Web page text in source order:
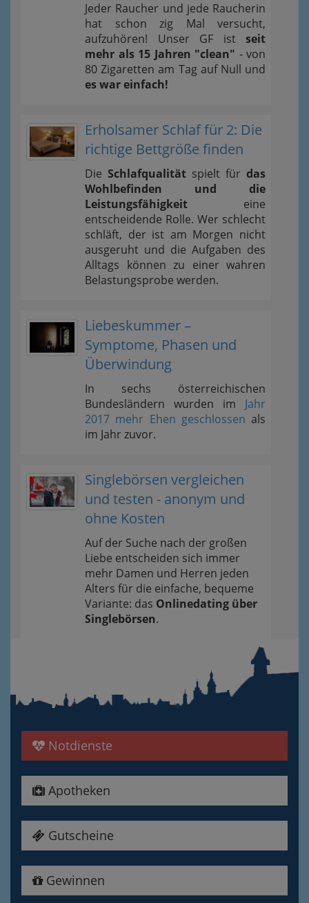
Jeder Raucher und jede Raucherin
hat schon zig Mal versucht,
aufzuhören! Unser GF ist seit
mehr als 15 Jahren "clean" - von
80 Zigaretten am Tag auf Null und
es war einfach!
Erholsamer Schlaf für 2: Die
richtige Bettgröße finden
Die Schlafqualität spielt für das
Wohlbefinden und die
Leistungsfähigkeit eine
entscheidende Rolle. Wer schlecht
schläft, der ist am Morgen nicht
ausgeruht und die Aufgaben des
Alltags können zu einer wahren
Belastungsprobe werden.
Liebeskummer –
Symptome, Phasen und
Überwindung
In sechs österreichischen
Bundesländern wurden im Jahr
2017 mehr Ehen geschlossen als
im Jahr zuvor.
Singlebörsen vergleichen
und testen - anonym und
ohne Kosten
Auf der Suche nach der großen
Liebe entscheiden sich immer
mehr Damen und Herren jeden
Alters für die einfache, bequeme
Variante: das Onlinedating über
Singlebörsen.
Notdienste
Apotheken
Gutscheine
Gewinnen